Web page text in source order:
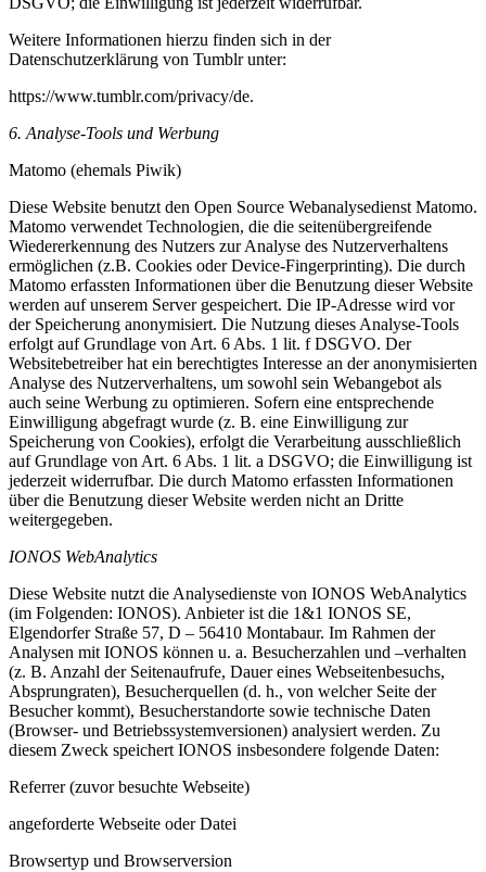
Weitere Informationen hierzu finden sich in der
Datenschutzerklärung von Tumblr unter:
https://www.tumblr.com/privacy/de.
6. Analyse-Tools und Werbung
Matomo (ehemals Piwik)
Diese Website benutzt den Open Source Webanalysedienst Matomo.
Matomo verwendet Technologien, die die seitenübergreifende
Wiedererkennung des Nutzers zur Analyse des Nutzerverhaltens
ermöglichen (z.B. Cookies oder Device-Fingerprinting). Die durch
Matomo erfassten Informationen über die Benutzung dieser Website
werden auf unserem Server gespeichert. Die IP-Adresse wird vor
der Speicherung anonymisiert. Die Nutzung dieses Analyse-Tools
erfolgt auf Grundlage von Art. 6 Abs. 1 lit. f DSGVO. Der
Websitebetreiber hat ein berechtigtes Interesse an der anonymisierten
Analyse des Nutzerverhaltens, um sowohl sein Webangebot als
auch seine Werbung zu optimieren. Sofern eine entsprechende
Einwilligung abgefragt wurde (z. B. eine Einwilligung zur
Speicherung von Cookies), erfolgt die Verarbeitung ausschließlich
auf Grundlage von Art. 6 Abs. 1 lit. a DSGVO; die Einwilligung ist
jederzeit widerrufbar. Die durch Matomo erfassten Informationen
über die Benutzung dieser Website werden nicht an Dritte
weitergegeben.
IONOS WebAnalytics
Diese Website nutzt die Analysedienste von IONOS WebAnalytics
(im Folgenden: IONOS). Anbieter ist die 1&1 IONOS SE,
Elgendorfer Straße 57, D – 56410 Montabaur. Im Rahmen der
Analysen mit IONOS können u. a. Besucherzahlen und –verhalten
(z. B. Anzahl der Seitenaufrufe, Dauer eines Webseitenbesuchs,
Absprungraten), Besucherquellen (d. h., von welcher Seite der
Besucher kommt), Besucherstandorte sowie technische Daten
(Browser- und Betriebssystemversionen) analysiert werden. Zu
diesem Zweck speichert IONOS insbesondere folgende Daten:
Referrer (zuvor besuchte Webseite)
angeforderte Webseite oder Datei
Browsertyp und Browserversion